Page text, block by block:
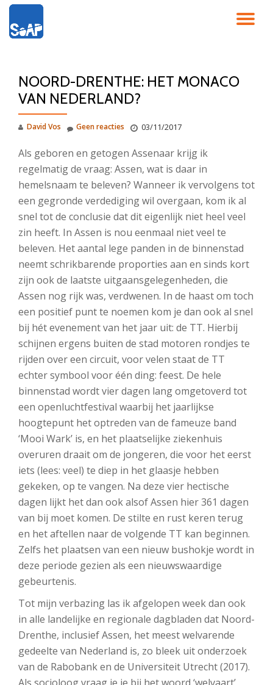
direct
inhoudNOORD-DRENTHE: HET MONACO
VAN NEDERLAND?
David Vos 03/11/2017
Geen reacties
Als geboren en getogen Assenaar krijg ik
regelmatig de vraag: Assen, wat is daar in
hemelsnaam te beleven? Wanneer ik vervolgens tot
een gegronde verdediging wil overgaan, kom ik al
snel tot de conclusie dat dit eigenlijk niet heel veel
zin heeft. In Assen is nou eenmaal niet veel te
beleven. Het aantal lege panden in de binnenstad
neemt schrikbarende proporties aan en sinds kort
zijn ook de laatste uitgaansgelegenheden, die
Assen nog rijk was, verdwenen. In de haast om toch
een positief punt te noemen kom je dan ook al snel
bij hét evenement van het jaar uit: de TT. Hierbij
schijnen ergens buiten de stad motoren rondjes te
rijden over een circuit, voor velen staat de TT
echter symbool voor één ding: feest. De hele
binnenstad wordt vier dagen lang omgetoverd tot
een openluchtfestival waarbij het jaarlijkse
hoogtepunt het optreden van de fameuze band
‘Mooi Wark’ is, en het plaatselijke ziekenhuis
overuren draait om de jongeren, die voor het eerst
iets (lees: veel) te diep in het glaasje hebben
gekeken, op te vangen. Na deze vier hectische
dagen lijkt het dan ook alsof Assen hier 361 dagen
van bij moet komen. De stilte en rust keren terug
en het aftellen naar de volgende TT kan beginnen.
Zelfs het plaatsen van een nieuw bushokje wordt in
deze periode gezien als een nieuwswaardige
gebeurtenis.
Tot mijn verbazing las ik afgelopen week dan ook
in alle landelijke en regionale dagbladen dat Noord-
Drenthe, inclusief Assen, het meest welvarende
gedeelte van Nederland is, zo bleek uit onderzoek
van de Rabobank en de Universiteit Utrecht (2017).